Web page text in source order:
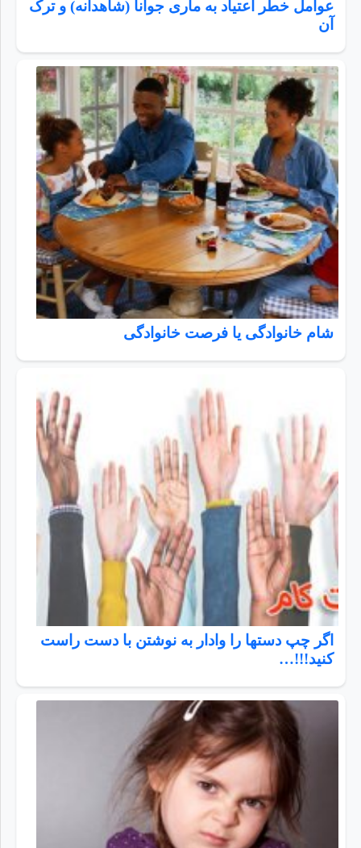
عوامل خطر اعتیاد به ماری جوانا (شاهدانه) و ترک
آن
شام خانوادگی یا فرصت خانوادگی
اگر چپ دستها را وادار به نوشتن با دست راست
کنید!!!…